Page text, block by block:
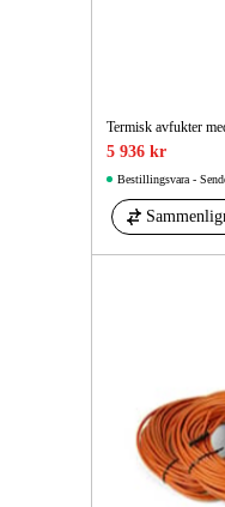
Termisk avfukter
5 936 kr
Bestillingsvara -